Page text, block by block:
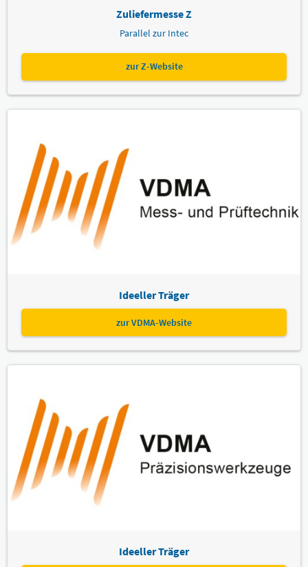
Zuliefermesse Z
Parallel zur Intec
zur Z-Website
Ideeller Träger
zur VDMA-Website
Ideeller Träger